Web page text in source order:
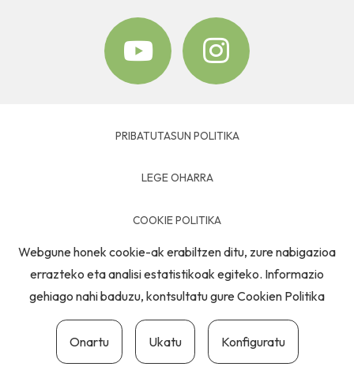
PRIBATUTASUN POLITIKA
LEGE OHARRA
COOKIE POLITIKA
Webgune honek cookie-ak erabiltzen ditu, zure nabigazioa
errazteko eta analisi estatistikoak egiteko. Informazio
gehiago nahi baduzu, kontsultatu gureCookien Politika
Onartu Ukatu Konfiguratu